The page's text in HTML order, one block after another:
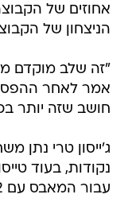
אחוזים של
הניצחון של
"זה שלב מוקדם
אמר לאחר ההפסד
חושב שזה יותר
נקודות, בעוד